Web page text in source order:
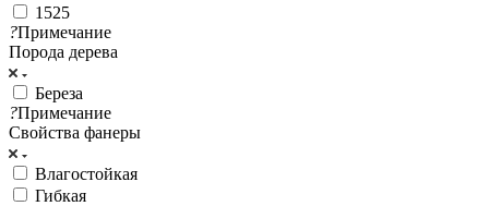
1525
?Примечание
Порода дерева
Береза
?Примечание
Свойства фанеры
Влагостойкая
Гибкая